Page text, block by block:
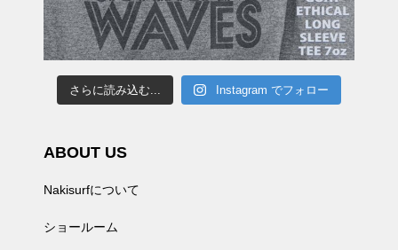
さらに読み込む... Instagram でフォロー
ABOUT US
Nakisurfについて
ショールーム